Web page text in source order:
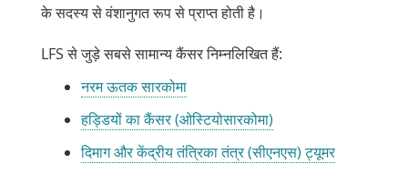
के सदस्य से वंशानुगत रूप से प्राप्त होती है।
LFS से जुड़े सबसे सामान्य कैंसर निम्नलिखित हैं:
नरम ऊतक सारकोमा
हड्डियों का कैंसर (ओस्टियोसारकोमा)
दिमाग और केंद्रीय तंत्रिका तंत्र (सीएनएस) ट्यूमर